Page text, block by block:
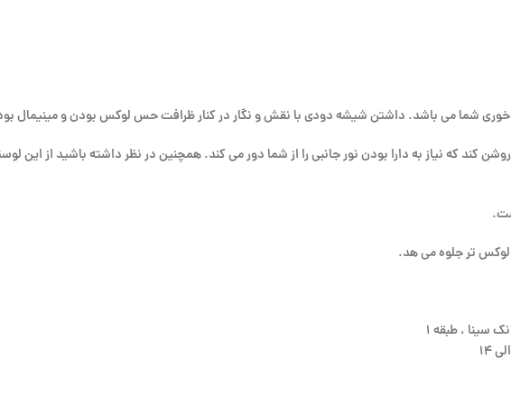
خوری شما می باشد. داشتن شیشه دودی با نقش و نگار در کنار ظرافت حس لوکس بودن و مینیمال
فضای زیادی را روشن کند که نیاز به دارا بودن نور جانبی را از شما دور می کند. همچنین در نظر داشته باشید
لوکس تر جلوه می هد.